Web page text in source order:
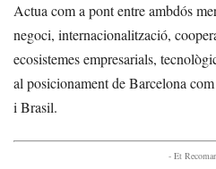
Actua com a pont entre ambdós
negoci, internacionalització,
ecosistemes empresarials,
al posicionament de Barcelona
i Brasil.
- Et